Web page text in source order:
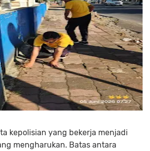
kepolisian yang bekerja menjadi
mengharukan. Batas antara